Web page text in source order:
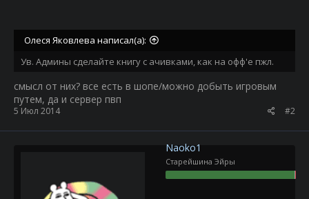
Олеся Яковлева написал(а):
Ув. Админы сделайте книгу с ачивками, как на офф'е пжл.
смысл от них? все есть в шопе/можно добыть игровым
путем, да и сервер пвп
5 Июл 2014 #2
Naoko1
Старейшина Эйры